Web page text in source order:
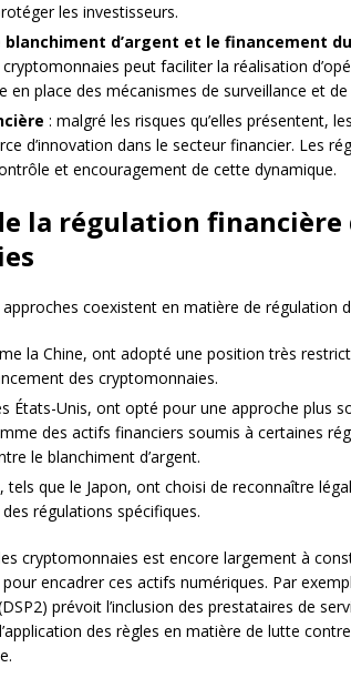
les investisseurs.
d’argent et le financement
peut faciliter la réalisation
en place des mécanismes de surveillance et
: malgré les risques qu’elles présentent,
d’innovation dans le secteur financier. Les
et encouragement de cette dynamique.
la régulation financière
coexistent en matière de régulation
la Chine, ont adopté une position très
des cryptomonnaies.
États-Unis, ont opté pour une approche plus
des actifs financiers soumis à certaines
le blanchiment d’argent.
tels que le Japon, ont choisi de reconnaître
régulations spécifiques.
cryptomonnaies est encore largement à
encadrer ces actifs numériques. Par
prévoit l’inclusion des prestataires de
des règles en matière de lutte